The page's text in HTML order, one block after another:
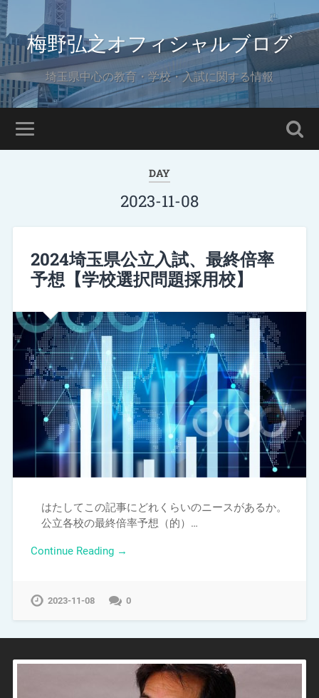
梅野弘之オフィシャルブログ
埼玉県中心の教育・学校・入試に関する情報
DAY
2023-11-08
2024埼玉県公立入試、最終倍率
予想【学校選択問題採用校】
はたしてこの記事にどれくらいのニースがあるか。
公立各校の最終倍率予想（的）…
Continue Reading →
2023-11-08 0